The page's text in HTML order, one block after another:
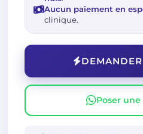
Aucun paiement en
clinique.
Poser